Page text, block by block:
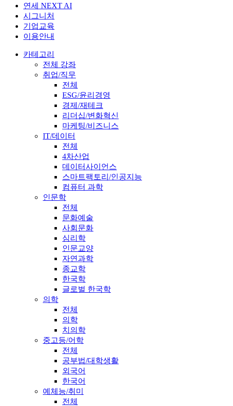
연세 NEXT AI
시그니처
기업교육
이용안내
카테고리
전체 강좌
취업/직무
전체
ESG/윤리경영
경제/재테크
리더십/변화혁신
마케팅/비즈니스
IT/데이터
전체
4차산업
데이터사이언스
스마트팩토리/인공지능
컴퓨터 과학
인문학
전체
문화예술
사회문화
심리학
인문교양
자연과학
종교학
한국학
글로벌 한국학
의학
전체
의학
치의학
중고등/어학
전체
공부법/대학생활
외국어
한국어
예체능/취미
전체